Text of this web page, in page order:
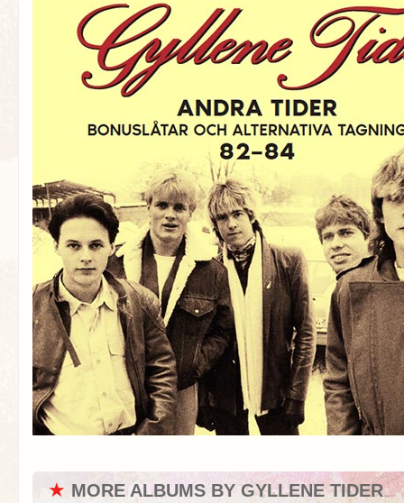
★ MORE ALBUMS BY GYLLENE TIDER